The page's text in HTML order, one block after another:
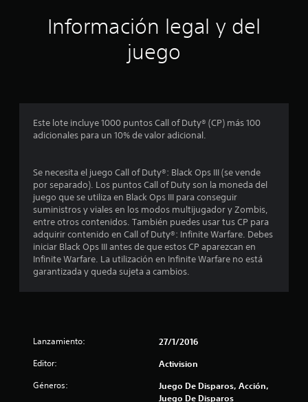
Información legal y del
juego
Este lote incluye 1000 puntos Call of Duty® (CP) más 100
adicionales para un 10% de valor adicional.
Se necesita el juego Call of Duty®: Black Ops III (se vende
por separado). Los puntos Call of Duty son la moneda del
juego que se utiliza en Black Ops III para conseguir
suministros y viales en los modos multijugador y Zombis,
entre otros contenidos. También puedes usar tus CP para
adquirir contenido en Call of Duty®: Infinite Warfare. Debes
iniciar Black Ops III antes de que estos CP aparezcan en
Infinite Warfare. La utilización en Infinite Warfare no está
garantizada y queda sujeta a cambios.
Lanzamiento: 27/1/2016
Editor: Activision
Géneros:
Juego De Disparos, Acción,
Juego De Disparos